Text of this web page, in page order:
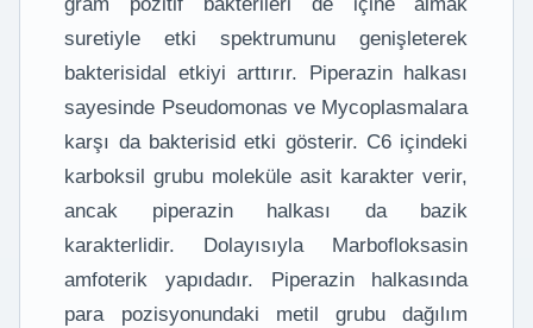
suretiyle etki spektrumunu genişleterek
bakterisidal etkiyi arttırır. Piperazin halkası
sayesinde Pseudomonas ve Mycoplasmalara
karşı da bakterisid etki gösterir. C6 içindeki
karboksil grubu moleküle asit karakter verir,
ancak piperazin halkası da bazik
karakterlidir. Dolayısıyla Marbofloksasin
amfoterik yapıdadır. Piperazin halkasında
para pozisyonundaki metil grubu dağılım